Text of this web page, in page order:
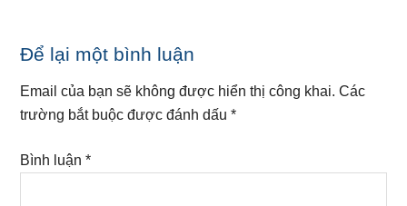
Reader
Interactions
Để lại một bình luận
Email của bạn sẽ không được hiển thị công khai. Các
trường bắt buộc được đánh dấu*
Bình luận*